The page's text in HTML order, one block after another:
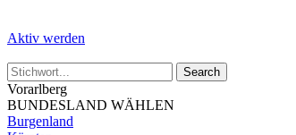
Aktiv werden
Vorarlberg
BUNDESLAND WÄHLEN
Burgenland